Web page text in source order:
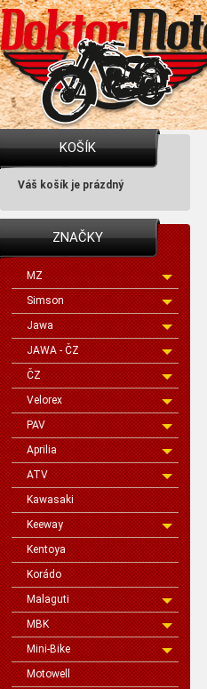
KOŠÍK
Váš košík je prázdný
ZNAČKY
MZ
Simson
Jawa
JAWA - ČZ
ČZ
Velorex
PAV
Aprilia
ATV
Kawasaki
Keeway
Kentoya
Korádo
Malaguti
MBK
Mini-Bike
Motowell